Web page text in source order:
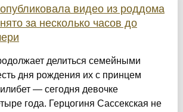
видео из роддома
за несколько часов до
делиться семейными
дня рождения их с принцем
— сегодня девочке
года. Герцогиня Сассекская не